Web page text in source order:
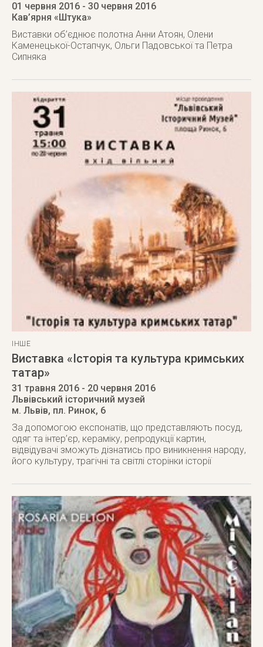
01 червня 2016 - 30 червня 2016
Кав’ярня «Штука»
Виставки об’єднює полотна Анни Атоян, Олени
Каменецької-Остапчук, Ольги Падовської та Петра
Сипняка
ІНШЕ
Виставка «Історія та культура кримських
татар»
31 травня 2016 - 20 червня 2016
Львівський історичний музей
м. Львів, пл. Ринок, 6
За допомогою експонатів, що представляють посуд,
одяг та інтер’єр, кераміку, репродукції картин,
відвідувачі зможуть дізнатись про виникнення народу,
його культуру, трагічні та світлі сторінки історії